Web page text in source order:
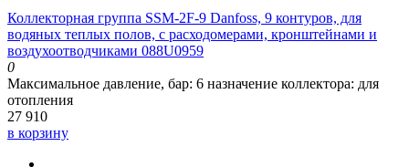
Коллекторная группа SSM-2F-9 Danfoss, 9 контуров, для
водяных теплых полов, с расходомерами, кронштейнами и
воздухоотводчиками 088U0959
0
Максимальное давление, бар: 6 назначение коллектора: для
отопления
27 910
в корзину